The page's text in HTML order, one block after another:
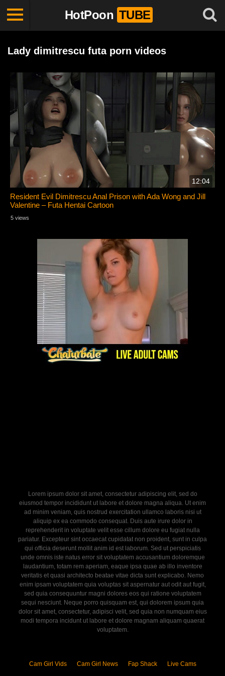
HotPoon TUBE
Lady dimitrescu futa porn videos
12:04
Resident Evil Dimitrescu Anal Prison with Ada Wong and Jill
Valentine – Futa Hentai Cartoon
5 views
Lorem ipsum dolor sit amet, consectetur adipiscing elit, sed do
eiusmod tempor incididunt ut labore et dolore magna aliqua. Ut enim
ad minim veniam, quis nostrud exercitation ullamco laboris nisi ut
aliquip ex ea commodo consequat. Duis aute irure dolor in
reprehenderit in voluptate velit esse cillum dolore eu fugiat nulla
pariatur. Excepteur sint occaecat cupidatat non proident, sunt in culpa
qui officia deserunt mollit anim id est laborum. Sed ut perspiciatis
unde omnis iste natus error sit voluptatem accusantium doloremque
laudantium, totam rem aperiam, eaque ipsa quae ab illo inventore
veritatis et quasi architecto beatae vitae dicta sunt explicabo. Nemo
enim ipsam voluptatem quia voluptas sit aspernatur aut odit aut fugit,
sed quia consequuntur magni dolores eos qui ratione voluptatem
sequi nesciunt. Neque porro quisquam est, qui dolorem ipsum quia
dolor sit amet, consectetur, adipisci velit, sed quia non numquam eius
modi tempora incidunt ut labore et dolore magnam aliquam quaerat
voluptatem.
Cam Girl Vids Cam Girl News Fap Shack Live Cams